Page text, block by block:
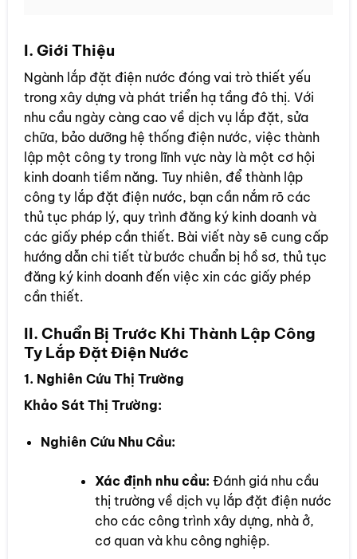
I. Giới Thiệu
Ngành lắp đặt điện nước đóng vai trò thiết yếu
trong xây dựng và phát triển hạ tầng đô thị. Với
nhu cầu ngày càng cao về dịch vụ lắp đặt, sửa
chữa, bảo dưỡng hệ thống điện nước, việc thành
lập một công ty trong lĩnh vực này là một cơ hội
kinh doanh tiềm năng. Tuy nhiên, để thành lập
công ty lắp đặt điện nước, bạn cần nắm rõ các
thủ tục pháp lý, quy trình đăng ký kinh doanh và
các giấy phép cần thiết. Bài viết này sẽ cung cấp
hướng dẫn chi tiết từ bước chuẩn bị hồ sơ, thủ tục
đăng ký kinh doanh đến việc xin các giấy phép
cần thiết.
II. Chuẩn Bị Trước Khi Thành Lập Công
Ty Lắp Đặt Điện Nước
1. Nghiên Cứu Thị Trường
Khảo Sát Thị Trường:
Nghiên Cứu Nhu Cầu:
Xác định nhu cầu: Đánh giá nhu cầu
thị trường về dịch vụ lắp đặt điện nước
cho các công trình xây dựng, nhà ở,
cơ quan và khu công nghiệp.